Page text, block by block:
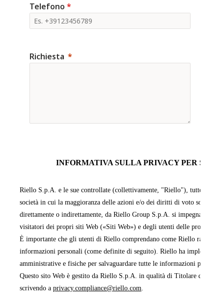
Telefono *
Richiesta
INFORMATIVA SULLA PRIVACY PER SITI
Riello S.p.A. e le sue controllate (collettivamente, "Riello"), tutte
società in cui la maggioranza delle azioni e/o dei diritti di voto sono
direttamente o indirettamente, da Riello Group S.p.A. si impegnano a
visitatori dei propri siti Web («Siti Web») e degli utenti delle proprie
È importante che gli utenti di Riello comprendano come Riello
informazioni personali (come definite di seguito). Riello ha
amministrative e fisiche per salvaguardare tutte le informazioni
Questo sito Web è gestito da Riello S.p.A. in qualità di Titolare del
scrivendo a privacy.compliance@riello.com